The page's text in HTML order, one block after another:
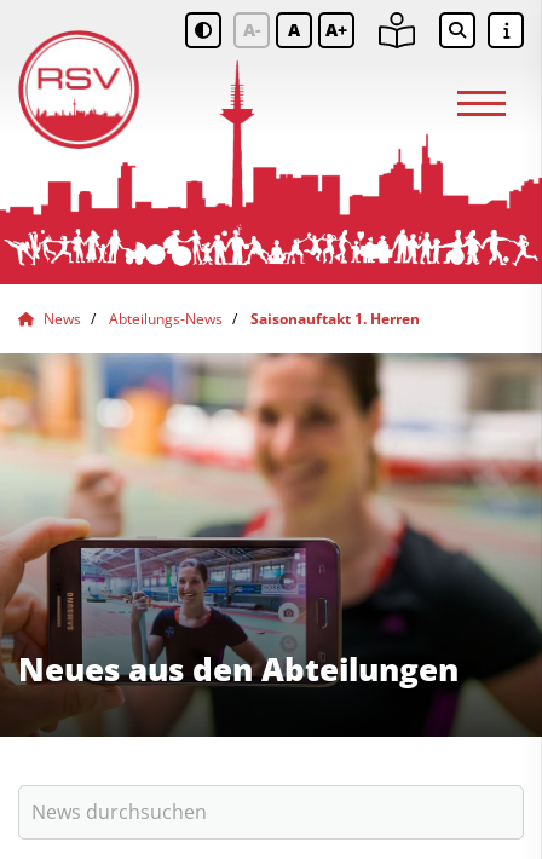
A- A A+
News Abteilungs-News Saisonauftakt 1. Herren
Neues aus den Abteilungen